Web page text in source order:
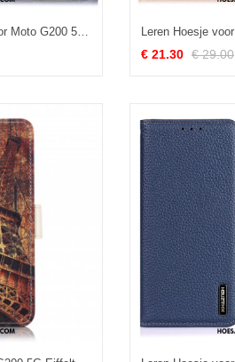
Bescherming Hoesje voor Moto G200 5G Folio-hoesje Litchi Split Lederen Versie
€ 21.30 € 29.00